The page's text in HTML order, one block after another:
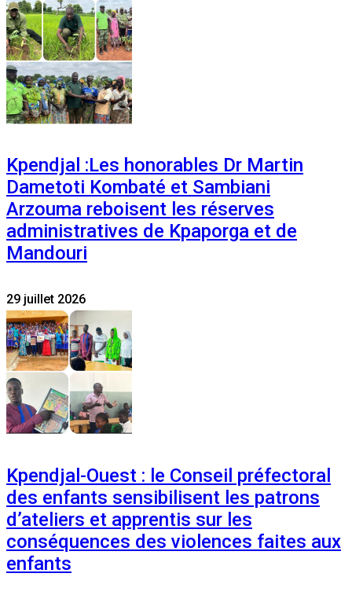
Kpendjal :Les honorables Dr Martin
Dametoti Kombaté et Sambiani
Arzouma reboisent les réserves
administratives de Kpaporga et de
Mandouri
29 juillet 2026
Kpendjal-Ouest : le Conseil préfectoral
des enfants sensibilisent les patrons
d’ateliers et apprentis sur les
conséquences des violences faites aux
enfants